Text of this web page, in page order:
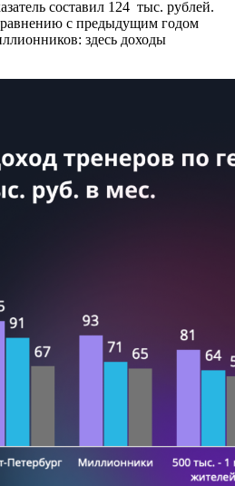
составил 124 тыс. рублей.
с предыдущим годом
здесь доходы